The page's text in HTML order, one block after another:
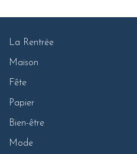
La Rentrée
Maison
Fête
Papier
Bien-être
Mode